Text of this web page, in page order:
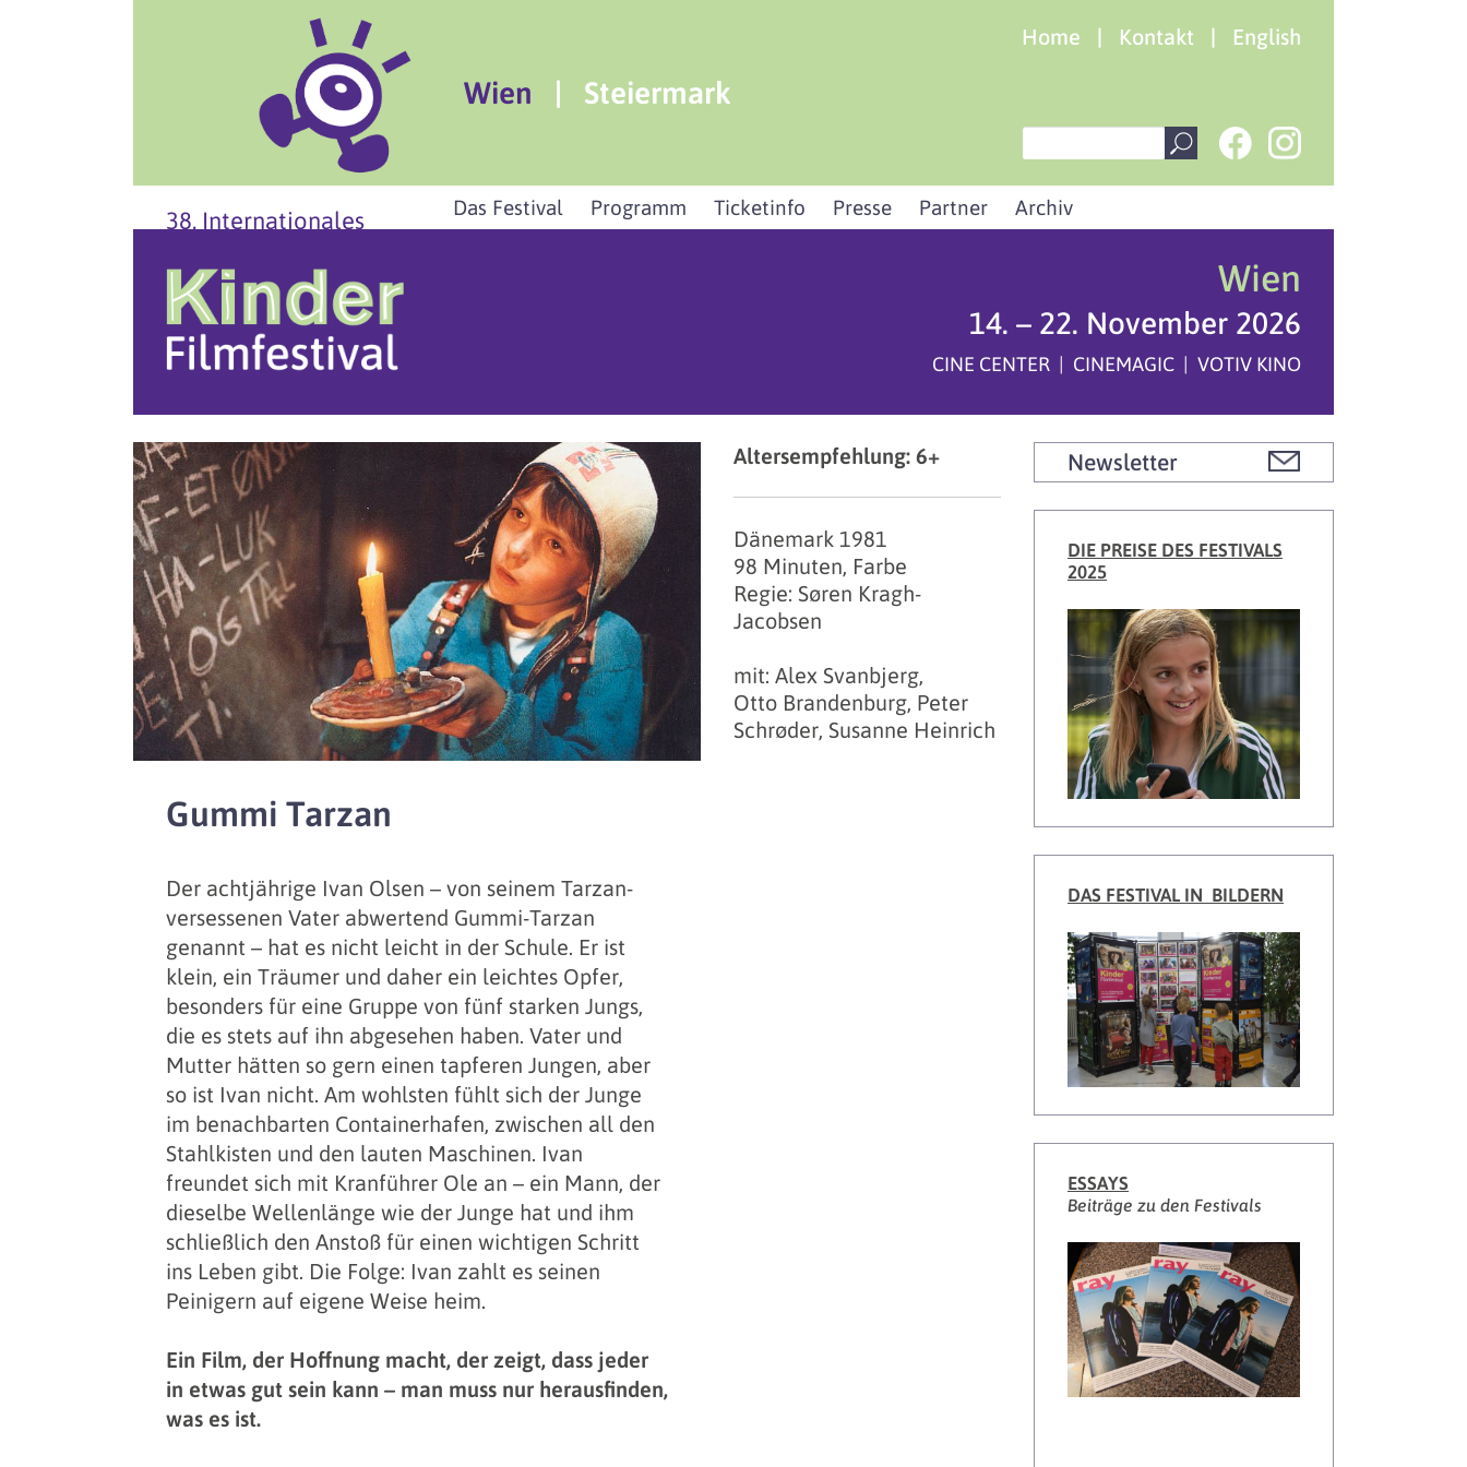
Home | Kontakt | English
Wien | Steiermark
38. Internationales Das Festival Programm Ticketinfo Presse Partner Archiv
Wien
14. – 22. November 2026
CINE CENTER | CINEMAGIC | VOTIV KINO
Gummi Tarzan
Der achtjährige Ivan Olsen – von seinem Tarzan-
versessenen Vater abwertend Gummi-Tarzan
genannt – hat es nicht leicht in der Schule. Er ist
klein, ein Träumer und daher ein leichtes Opfer,
besonders für eine Gruppe von fünf starken Jungs,
die es stets auf ihn abgesehen haben. Vater und
Mutter hätten so gern einen tapferen Jungen, aber
so ist Ivan nicht. Am wohlsten fühlt sich der Junge
im benachbarten Containerhafen, zwischen all den
Stahlkisten und den lauten Maschinen. Ivan
freundet sich mit Kranführer Ole an – ein Mann, der
dieselbe Wellenlänge wie der Junge hat und ihm
schließlich den Anstoß für einen wichtigen Schritt
ins Leben gibt. Die Folge: Ivan zahlt es seinen
Peinigern auf eigene Weise heim.
Ein Film, der Hoffnung macht, der zeigt, dass jeder
in etwas gut sein kann – man muss nur herausfinden,
was es ist.
Altersempfehlung: 6+
Dänemark 1981
98 Minuten, Farbe
Regie: Søren Kragh-
Jacobsen
mit: Alex Svanbjerg,
Otto Brandenburg, Peter
Schrøder, Susanne Heinrich
Newsletter
DIE PREISE DES FESTIVALS
2025
DAS FESTIVAL IN BILDERN
ESSAYS
Beiträge zu den Festivals